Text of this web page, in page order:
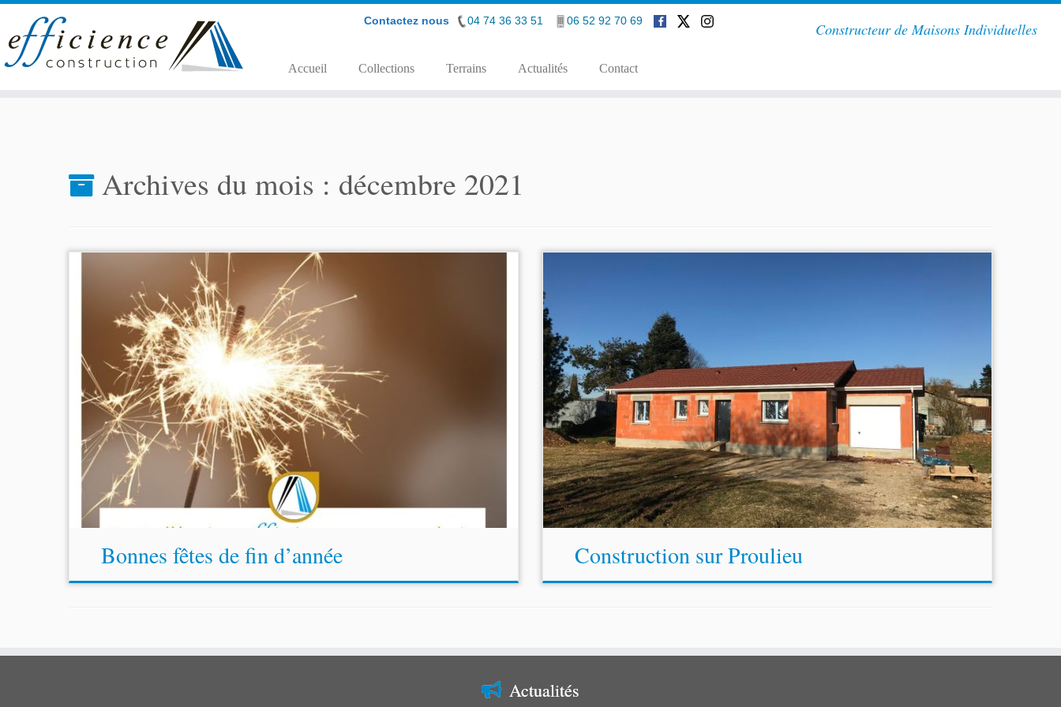
Contactez nous 04 74 36 33 51 06 52 92 70 69
Passer
au
Constructeur de Maisons Individuelles
Accueil Collections Terrains Actualités Contact
Archives du mois : décembre 2021
Bonnes fêtes de fin d’année Construction sur Proulieu
Actualités